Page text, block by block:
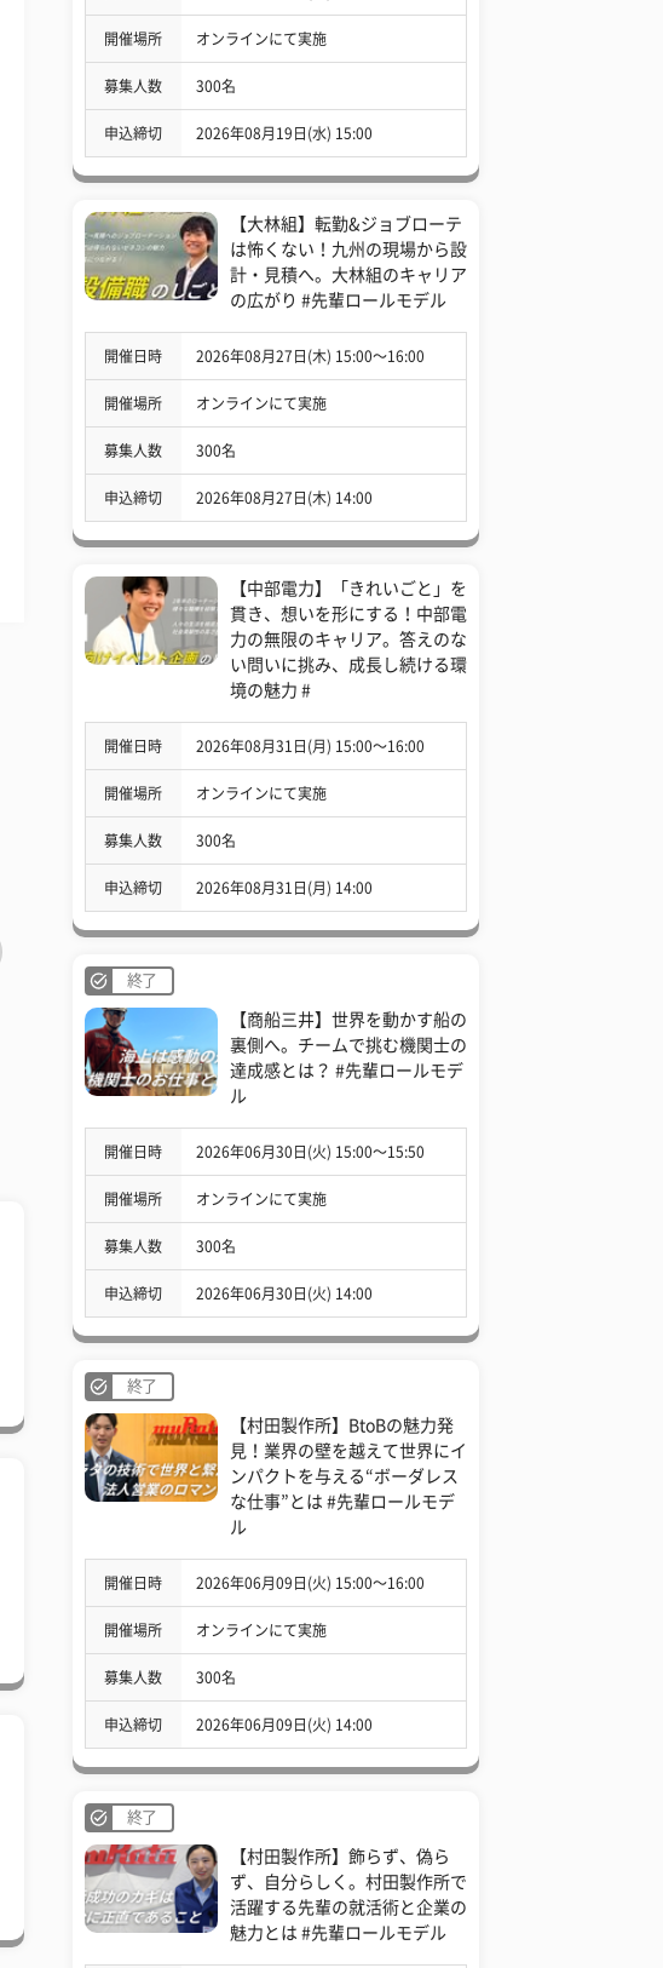
開催場所 オンラインにて実施
募集人数 300名
申込締切 2026年08月19日(水) 15:00
【大林組】転勤&ジョブローテ
は怖くない！九州の現場から設
計・見積へ。大林組のキャリア
の広がり #先輩ロールモデル
開催日時 2026年08月27日(木) 15:00〜16:00
開催場所 オンラインにて実施
募集人数 300名
申込締切 2026年08月27日(木) 14:00
【中部電力】「きれいごと」を
貫き、想いを形にする！中部電
力の無限のキャリア。答えのな
い問いに挑み、成長し続ける環
境の魅力 #
開催日時 2026年08月31日(月) 15:00〜16:00
開催場所 オンラインにて実施
募集人数 300名
申込締切 2026年08月31日(月) 14:00
終了
【商船三井】世界を動かす船の
裏側へ。チームで挑む機関士の
達成感とは？ #先輩ロールモデ
ル
開催日時 2026年06月30日(火) 15:00〜15:50
開催場所 オンラインにて実施
募集人数 300名
申込締切 2026年06月30日(火) 14:00
終了
【村田製作所】BtoBの魅力発
見！業界の壁を越えて世界にイ
ンパクトを与える“ボーダレス
な仕事”とは #先輩ロールモデ
ル
開催日時 2026年06月09日(火) 15:00〜16:00
開催場所 オンラインにて実施
募集人数 300名
申込締切 2026年06月09日(火) 14:00
終了
【村田製作所】飾らず、偽ら
ず、自分らしく。村田製作所で
活躍する先輩の就活術と企業の
魅力とは #先輩ロールモデル